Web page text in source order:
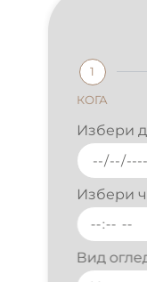
Избери ден
Избери час
Вид оглед